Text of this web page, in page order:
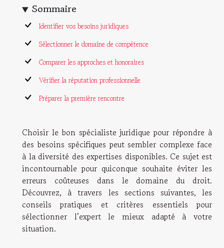
Sommaire
Identifier vos besoins juridiques
Sélectionner le domaine de compétence
Comparer les approches et honoraires
Vérifier la réputation professionnelle
Préparer la première rencontre
Choisir le bon spécialiste juridique pour répondre à
des besoins spécifiques peut sembler complexe face
à la diversité des expertises disponibles. Ce sujet est
incontournable pour quiconque souhaite éviter les
erreurs coûteuses dans le domaine du droit.
Découvrez, à travers les sections suivantes, les
conseils pratiques et critères essentiels pour
sélectionner l’expert le mieux adapté à votre
situation.